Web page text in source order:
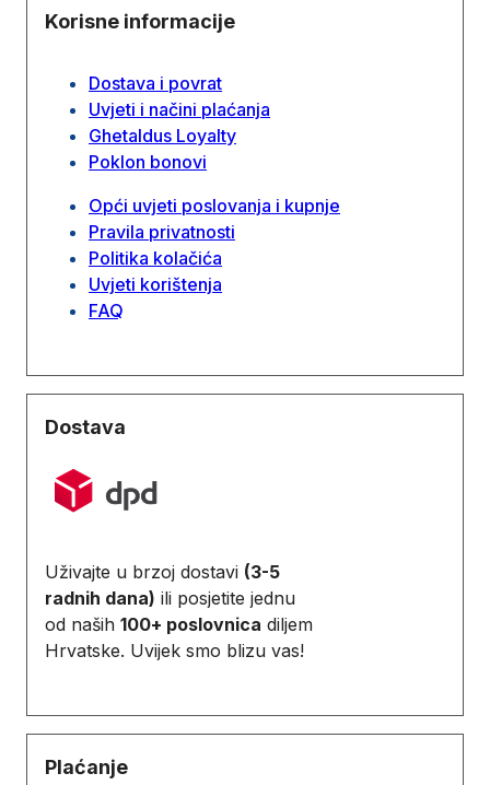
Korisne informacije
Dostava i povrat
Uvjeti i načini plaćanja
Ghetaldus Loyalty
Poklon bonovi
Opći uvjeti poslovanja i kupnje
Pravila privatnosti
Politika kolačića
Uvjeti korištenja
FAQ
Dostava
Uživajte u brzoj dostavi (3-5
radnih dana) ili posjetite jednu
od naših 100+ poslovnica diljem
Hrvatske. Uvijek smo blizu vas!
Plaćanje